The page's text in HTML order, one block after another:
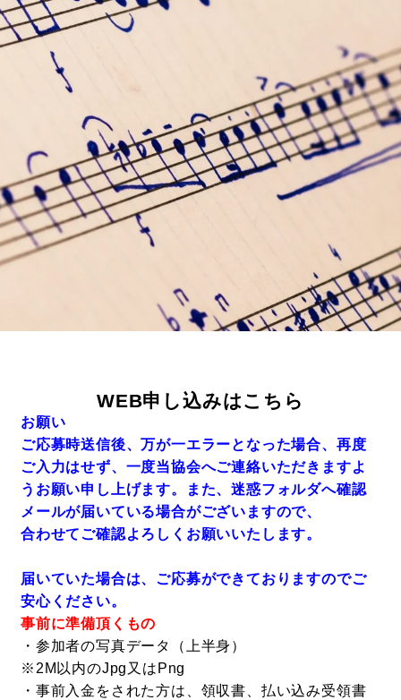
WEB申し込みはこちら
お願い
ご応募時送信後、万が一エラーとなった場合、再度
ご入力はせず、 一度当協会へご連絡いただきますよ
うお願い申し上げます。また、迷惑フォルダへ確認
メールが届いている場合がございますので、
合わせてご確認よろしくお願いいたします。
届いていた場合は、ご応募ができておりますのでご
安心ください。
事前に準備頂くもの
・参加者の写真データ（上半身）
※2M以内のJpg又はPng
・事前入金をされた方は、領収書、払い込み受領書